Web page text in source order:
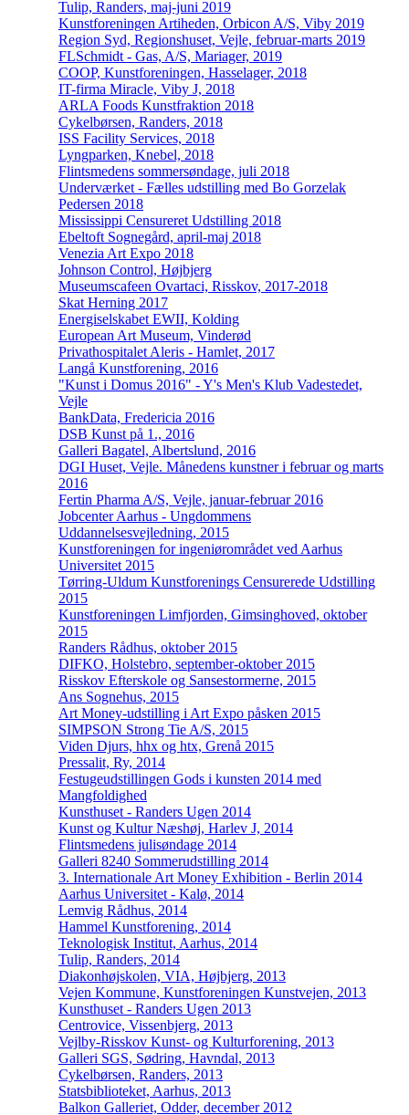
Tulip, Randers, maj-juni 2019
Kunstforeningen Artiheden, Orbicon A/S, Viby 2019
Region Syd, Regionshuset, Vejle, februar-marts 2019
FLSchmidt - Gas, A/S, Mariager, 2019
COOP, Kunstforeningen, Hasselager, 2018
IT-firma Miracle, Viby J, 2018
ARLA Foods Kunstfraktion 2018
Cykelbørsen, Randers, 2018
ISS Facility Services, 2018
Lyngparken, Knebel, 2018
Flintsmedens sommersøndage, juli 2018
Underværket - Fælles udstilling med Bo Gorzelak
Pedersen 2018
Mississippi Censureret Udstilling 2018
Ebeltoft Sognegård, april-maj 2018
Venezia Art Expo 2018
Johnson Control, Højbjerg
Museumscafeen Ovartaci, Risskov, 2017-2018
Skat Herning 2017
Energiselskabet EWII, Kolding
European Art Museum, Vinderød
Privathospitalet Aleris - Hamlet, 2017
Langå Kunstforening, 2016
"Kunst i Domus 2016" - Y's Men's Klub Vadestedet,
Vejle
BankData, Fredericia 2016
DSB Kunst på 1., 2016
Galleri Bagatel, Albertslund, 2016
DGI Huset, Vejle. Månedens kunstner i februar og marts
2016
Fertin Pharma A/S, Vejle, januar-februar 2016
Jobcenter Aarhus - Ungdommens
Uddannelsesvejledning, 2015
Kunstforeningen for ingeniørområdet ved Aarhus
Universitet 2015
Tørring-Uldum Kunstforenings Censurerede Udstilling
2015
Kunstforeningen Limfjorden, Gimsinghoved, oktober
2015
Randers Rådhus, oktober 2015
DIFKO, Holstebro, september-oktober 2015
Risskov Efterskole og Sansestormerne, 2015
Ans Sognehus, 2015
Art Money-udstilling i Art Expo påsken 2015
SIMPSON Strong Tie A/S, 2015
Viden Djurs, hhx og htx, Grenå 2015
Pressalit, Ry, 2014
Festugeudstillingen Gods i kunsten 2014 med
Mangfoldighed
Kunsthuset - Randers Ugen 2014
Kunst og Kultur Næshøj, Harlev J, 2014
Flintsmedens julisøndage 2014
Galleri 8240 Sommerudstilling 2014
3. Internationale Art Money Exhibition - Berlin 2014
Aarhus Universitet - Kalø, 2014
Lemvig Rådhus, 2014
Hammel Kunstforening, 2014
Teknologisk Institut, Aarhus, 2014
Tulip, Randers, 2014
Diakonhøjskolen, VIA, Højbjerg, 2013
Vejen Kommune, Kunstforeningen Kunstvejen, 2013
Kunsthuset - Randers Ugen 2013
Centrovice, Vissenbjerg, 2013
Vejlby-Risskov Kunst- og Kulturforening, 2013
Galleri SGS, Sødring, Havndal, 2013
Cykelbørsen, Randers, 2013
Statsbiblioteket, Aarhus, 2013
Balkon Galleriet, Odder, december 2012